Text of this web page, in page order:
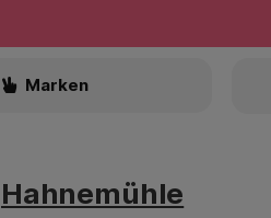
Marken
Hahnemühle